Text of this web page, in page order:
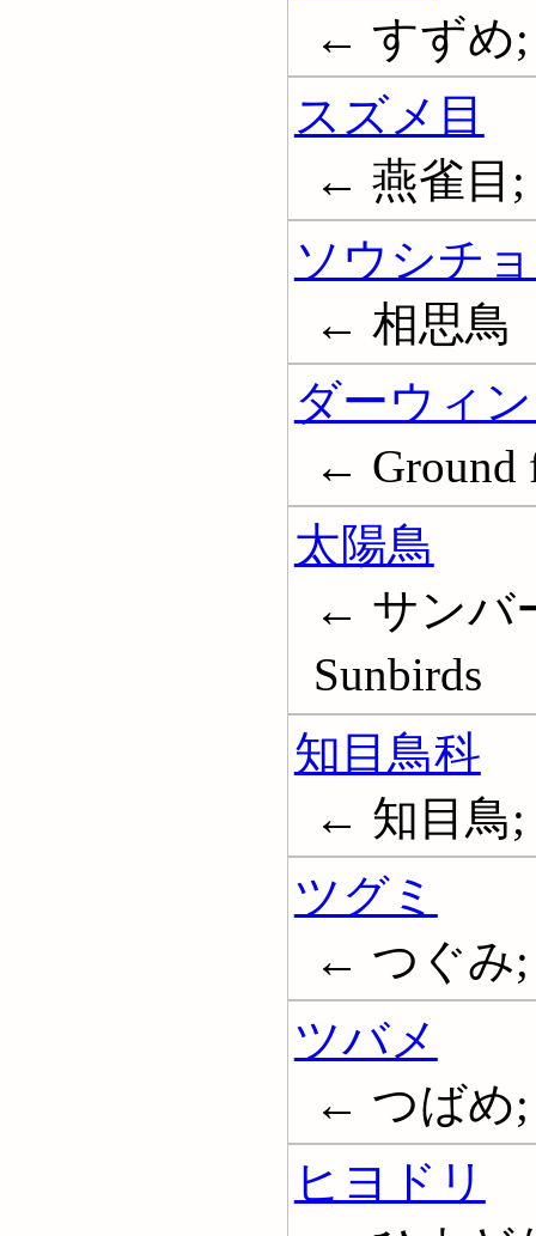
← すずめ;
スズメ目
← 燕雀目;
ソウシチ
← 相思鳥
ダーウィ
← Ground
太陽鳥
← サンバ
Sunbirds
知目鳥科
← 知目鳥;
ツグミ
← つぐみ;
ツバメ
← つばめ;
ヒヨドリ